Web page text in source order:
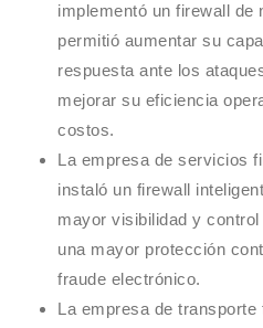
implementó un firewall de
permitió aumentar su
respuesta ante los
mejorar su eficiencia
costos.
La empresa de servicios
instaló un firewall
mayor visibilidad y
una mayor protección
fraude electrónico.
La empresa de